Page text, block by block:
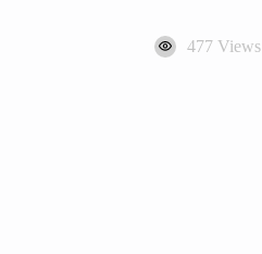
477 Views